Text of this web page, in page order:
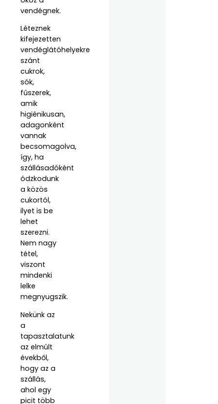
vendégnek.
Léteznek
kifejezetten
vendéglátóhelyekre
szánt
cukrok,
sók,
fűszerek,
amik
higiénikusan,
adagonként
vannak
becsomagolva,
így, ha
szállásadóként
ódzkodunk
a közös
cukortól,
ilyet is be
lehet
szerezni.
Nem nagy
tétel,
viszont
mindenki
lelke
megnyugszik.
Nekünk az
a
tapasztalatunk
az elmúlt
évekből,
hogy az a
szállás,
ahol egy
picit több